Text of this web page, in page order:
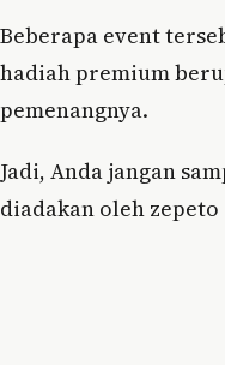
Beberapa event
hadiah premium
pemenangnya.
Jadi, Anda jangan
diadakan oleh